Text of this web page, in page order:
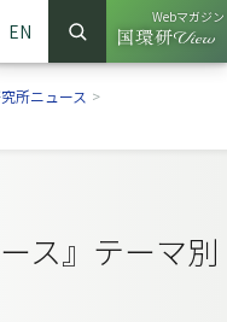
EN
サイト内検索
検索
Webマガジン
（別ウイ
所ニュース >
ス』テーマ別